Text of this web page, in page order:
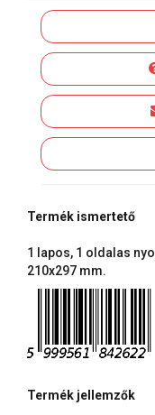
Termék ismertető
1 lapos, 1 oldalas
210x297 mm.
Termék jellemzők